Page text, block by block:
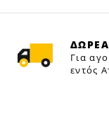
Για
εντός